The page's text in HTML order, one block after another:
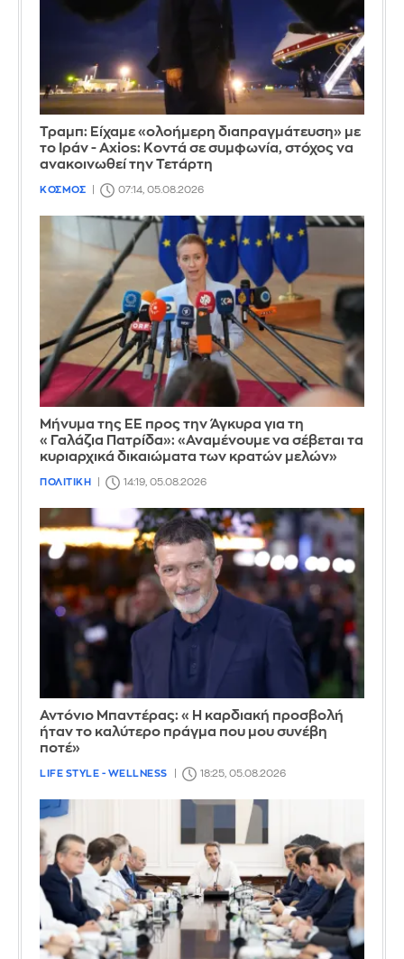
Τραμπ: Είχαμε «ολοήμερη διαπραγμάτευση» με
το Ιράν - Axios: Κοντά σε συμφωνία, στόχος να
ανακοινωθεί την Τετάρτη
ΚΟΣΜΟΣ 07:14, 05.08.2026
Μήνυμα της ΕΕ προς την Άγκυρα για τη
«Γαλάζια Πατρίδα»: «Αναμένουμε να σέβεται τα
κυριαρχικά δικαιώματα των κρατών μελών»
ΠΟΛΙΤΙΚΗ 14:19, 05.08.2026
Αντόνιο Μπαντέρας: «Η καρδιακή προσβολή
ήταν το καλύτερο πράγμα που μου συνέβη
ποτέ»
LIFE STYLE - WELLNESS 18:25, 05.08.2026